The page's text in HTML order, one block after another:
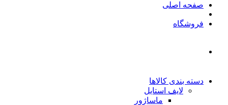
صفحه اصلی
فروشگاه
دسته بندی کالاها
لایف استایل
ماساژور